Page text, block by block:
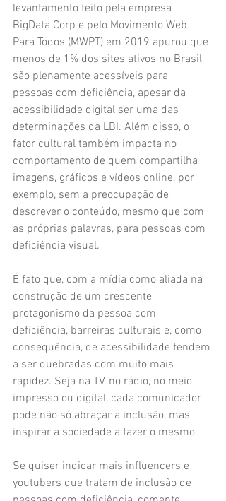
levantamento feito pela empresa
BigData Corp e pelo Movimento Web
Para Todos (MWPT) em 2019 apurou que
menos de 1% dos sites ativos no Brasil
são plenamente acessíveis para
pessoas com deficiência, apesar da
acessibilidade digital ser uma das
determinações da LBI. Além disso, o
fator cultural também impacta no
comportamento de quem compartilha
imagens, gráficos e vídeos online, por
exemplo, sem a preocupação de
descrever o conteúdo, mesmo que com
as próprias palavras, para pessoas com
deficiência visual.
É fato que, com a mídia como aliada na
construção de um crescente
protagonismo da pessoa com
deficiência, barreiras culturais e, como
consequência, de acessibilidade tendem
a ser quebradas com muito mais
rapidez. Seja na TV, no rádio, no meio
impresso ou digital, cada comunicador
pode não só abraçar a inclusão, mas
inspirar a sociedade a fazer o mesmo.
Se quiser indicar mais influencers e
youtubers que tratam de inclusão de